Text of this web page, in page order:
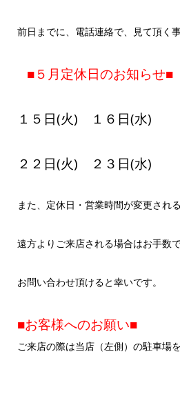
前日までに、電話連絡で、見て頂く
■５月定休日のお知らせ■
１５日(火) １６日(水)
２２日(火) ２３日(水)
また、定休日・営業時間が変更され
遠方よりご来店される場合はお手数
お問い合わせ頂けると幸いです。
■お客様へのお願い■
ご来店の際は当店（左側）の駐車場